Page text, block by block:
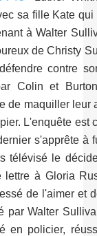
sa fille Kate
à Walter
de Christy
contre
Colin et
de maquiller leur
L'enquête est
s'apprête à
télévisé le
à Gloria
de l'aimer et
par Walter
en policier,